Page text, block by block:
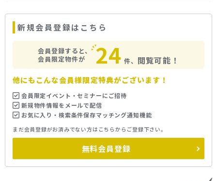
新規会員登録はこちら
会員登録すると、
会員限定物件が
24 件、 閲覧可能！
他にもこんな会員様限定特典がございます！
会員限定イベント・セミナーにご招待
新規物件情報をメールで配信
お気に入り・検索条件保存マッチング通知機能
まだ会員登録がお済みでない方はこちらからご登録下さい。
無料会員登録